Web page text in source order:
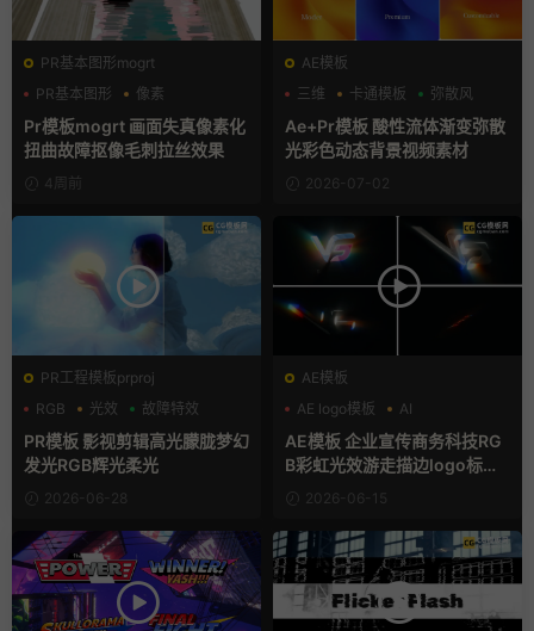
PR基本图形mogrt
PR基本图形
像素
故障特效
Pr模板mogrt 画面失真像素化
扭曲故障抠像毛刺拉丝效果
4周前
AE模板
三维
卡通模板 弥散风
Ae+Pr模板 酸性流体渐变弥散
光彩色动态背景视频素材
2026-07-02
PR工程模板prproj
RGB
光效 故障特效
PR模板 影视剪辑高光朦胧梦幻
发光RGB辉光柔光
2026-06-28
AE模板
AE logo模板
AI
LOGO动画
AE模板 企业宣传商务科技RG
B彩虹光效游走描边logo标志
开场动画
2026-06-15